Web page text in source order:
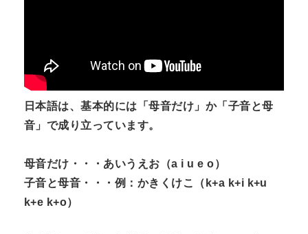
日本語は、基本的には「母音だけ」か「子音と母
音」で成り立っています。
母音だけ・・・あいうえお（a i u e o）
子音と母音・・・例：かきくけこ（k+a k+i k+u
k+e k+o）